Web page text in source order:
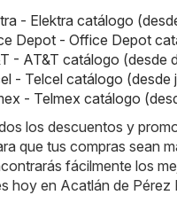
- Elektra catálogo
Depot - Office Depot
- AT&T catálogo (desde
- Telcel catálogo
- Telmex catálogo
los descuentos y
que tus compras sean
fácilmente los
hoy en Acatlán de Pérez